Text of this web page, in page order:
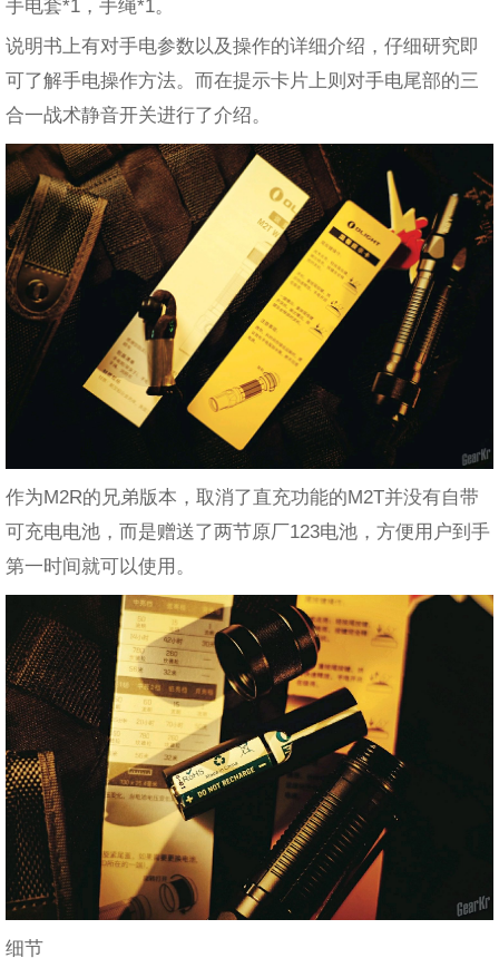
手电套*1，手绳*1。
说明书上有对手电参数以及操作的详细介绍，仔细研究即
可了解手电操作方法。而在提示卡片上则对手电尾部的三
合一战术静音开关进行了介绍。
作为M2R的兄弟版本，取消了直充功能的M2T并没有自带
可充电电池，而是赠送了两节原厂123电池，方便用户到手
第一时间就可以使用。
细节